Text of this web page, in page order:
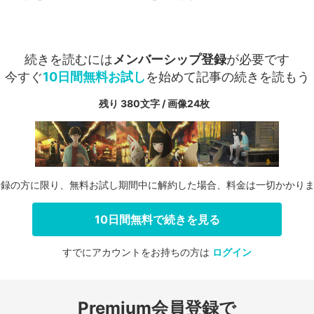
続きを読むにはメンバーシップ登録が必要です
今すぐ10日間無料お試しを始めて記事の続きを読もう
残り 380文字 / 画像24枚
の方に限り、無料お試し期間中に解約した場合、料金は一切かかり
10日間無料で続きを見る
すでにアカウントをお持ちの方は ログイン
Premium会員登録で